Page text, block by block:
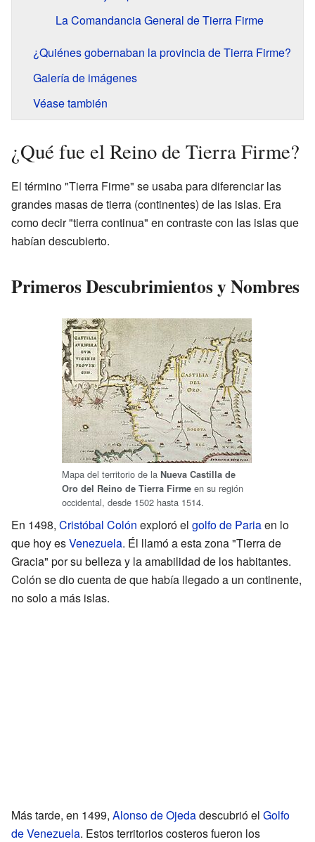
La Comandancia General de Tierra Firme
¿Quiénes gobernaban la provincia de Tierra Firme?
Galería de imágenes
Véase también
¿Qué fue el Reino de Tierra Firme?
El término "Tierra Firme" se usaba para diferenciar las
grandes masas de tierra (continentes) de las islas. Era
como decir "tierra continua" en contraste con las islas que
habían descubierto.
Primeros Descubrimientos y Nombres
Mapa del territorio de la Nueva Castilla de
Oro del Reino de Tierra Firme en su región
occidental, desde 1502 hasta 1514.
En 1498, Cristóbal Colón exploró el golfo de Pariaen lo
que hoy esVenezuela. Él llamó a esta zona "Tierra de
Gracia" por su belleza y la amabilidad de los habitantes.
Colón se dio cuenta de que había llegado a un continente,
no solo a más islas.
Más tarde, en 1499, Alonso de Ojedadescubrió el Golfo
de Venezuela. Estos territorios costeros fueron los